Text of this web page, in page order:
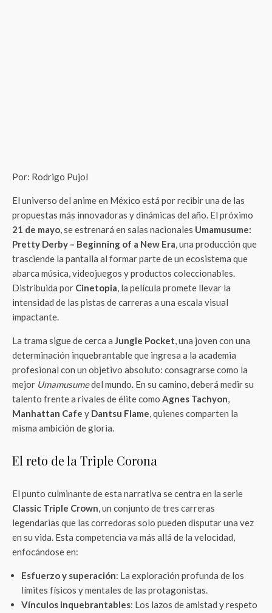
Por: Rodrigo Pujol
El universo del anime en México está por recibir una de las
propuestas más innovadoras y dinámicas del año. El próximo
21 de mayo, se estrenará en salas nacionales Umamusume:
Pretty Derby – Beginning of a New Era, una producción que
trasciende la pantalla al formar parte de un ecosistema que
abarca música, videojuegos y productos coleccionables.
Distribuida por Cinetopia, la película promete llevar la
intensidad de las pistas de carreras a una escala visual
impactante.
La trama sigue de cerca a Jungle Pocket, una joven con una
determinación inquebrantable que ingresa a la academia
profesional con un objetivo absoluto: consagrarse como la
mejor Umamusumedel mundo. En su camino, deberá medir su
talento frente a rivales de élite como Agnes Tachyon,
Manhattan Cafe y Dantsu Flame, quienes comparten la
misma ambición de gloria.
El reto de la Triple Corona
El punto culminante de esta narrativa se centra en la serie
Classic Triple Crown, un conjunto de tres carreras
legendarias que las corredoras solo pueden disputar una vez
en su vida. Esta competencia va más allá de la velocidad,
enfocándose en:
Esfuerzo y superación: La exploración profunda de los
límites físicos y mentales de las protagonistas.
Vínculos inquebrantables: Los lazos de amistad y respeto